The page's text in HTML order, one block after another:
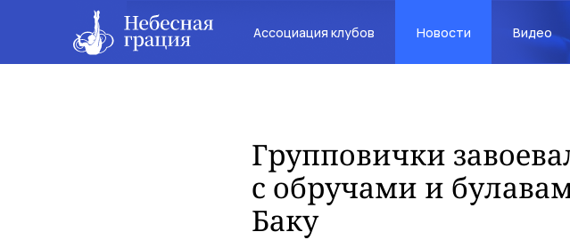
Ассоциация клубов Новости Видео
Групповички
с обручами и
Баку